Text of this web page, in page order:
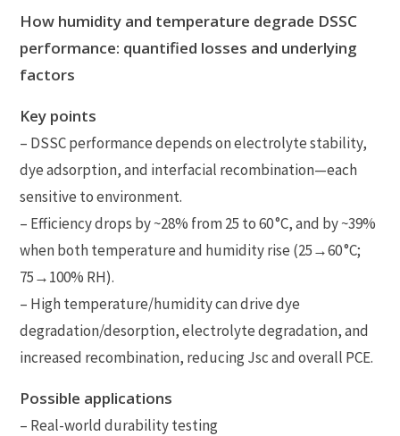
How humidity and temperature degrade DSSC
performance: quantified losses and underlying
factors
Key points
– DSSC performance depends on electrolyte stability,
dye adsorption, and interfacial recombination—each
sensitive to environment.
– Efficiency drops by ~28% from 25 to 60 °C, and by ~39%
when both temperature and humidity rise (25→60 °C;
75→100% RH).
– High temperature/humidity can drive dye
degradation/desorption, electrolyte degradation, and
increased recombination, reducing Jsc and overall PCE.
Possible applications
– Real-world durability testing